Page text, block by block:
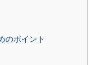
のポイント